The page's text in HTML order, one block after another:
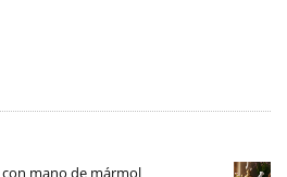
mano de mármol